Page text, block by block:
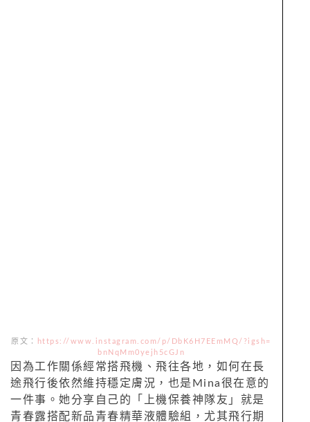
原文：
https://www.instagram.com/p/DbK6H7EEmMQ/?igsh=
bnNqMm0yejh5cGJn
因為工作關係經常搭飛機、飛往各地，如何在長
途飛行後依然維持穩定膚況，也是Mina很在意的
一件事。她分享自己的「上機保養神隊友」就是
青春露搭配新品青春精華液體驗組，尤其飛行期